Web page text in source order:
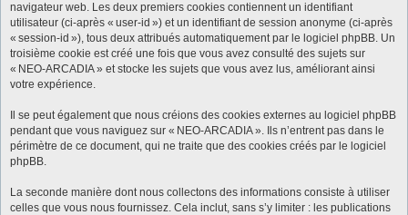
navigateur web. Les deux premiers cookies contiennent un identifiant
utilisateur (ci-après « user-id ») et un identifiant de session anonyme (ci-après
« session-id »), tous deux attribués automatiquement par le logiciel phpBB. Un
troisième cookie est créé une fois que vous avez consulté des sujets sur
« NEO-ARCADIA » et stocke les sujets que vous avez lus, améliorant ainsi
votre expérience.
Il se peut également que nous créions des cookies externes au logiciel phpBB
pendant que vous naviguez sur « NEO-ARCADIA ». Ils n’entrent pas dans le
périmètre de ce document, qui ne traite que des cookies créés par le logiciel
phpBB.
La seconde manière dont nous collectons des informations consiste à utiliser
celles que vous nous fournissez. Cela inclut, sans s’y limiter : les publications